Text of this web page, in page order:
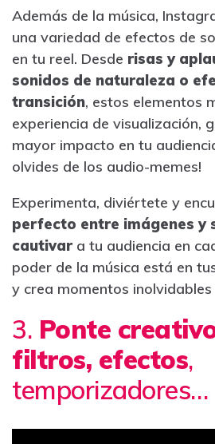
Además de la música,
una variedad de efectos de
en tu reel. Desde risas y
sonidos de naturaleza o
transición, estos elementos
experiencia de visualización,
mayor impacto en tu
olvides de los audio-memes!
Experimenta, diviértete y
perfecto entre imágenes y
cautivar a tu audiencia en
poder de la música está en
y crea momentos inolvidables
3. Ponte
filtros, efectos,
temporizadores…